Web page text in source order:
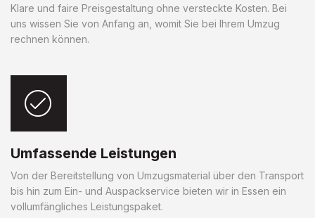
Klare und faire Preisgestaltung ohne versteckte Kosten. Bei
uns wissen Sie von Anfang an, womit Sie bei Ihrem Umzug
rechnen können.
Umfassende Leistungen
Von der Bereitstellung von Umzugsmaterial über den Transport
bis hin zum Ein- und Auspackservice bieten wir in Essen ein
vollumfängliches Leistungspaket.